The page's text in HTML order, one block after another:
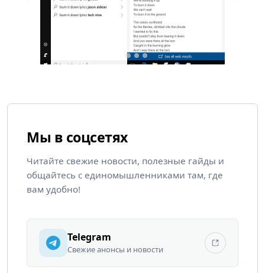
Мы в соцсетях
Читайте свежие новости, полезные гайды и
общайтесь с единомышленниками там, где
вам удобно!
Telegram
Свежие анонсы и новости